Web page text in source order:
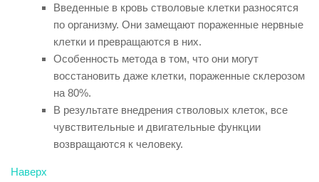
Введенные в кровь стволовые клетки разносятся
по организму. Они замещают пораженные нервные
клетки и превращаются в них.
Особенность метода в том, что они могут
восстановить даже клетки, пораженные склерозом
на 80%.
В результате внедрения стволовых клеток, все
чувствительные и двигательные функции
возвращаются к человеку.
Наверх